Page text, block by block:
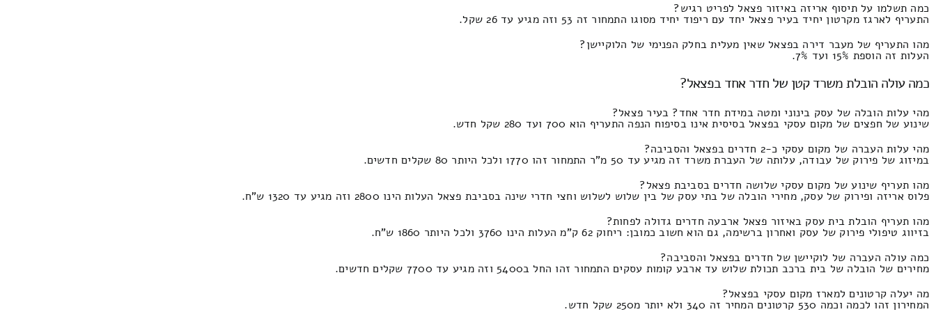
כמה תשלמו על תיסוף אריזה באיזור פצאל לפריט רגיש?
התעריף לארגז מקרטון יחיד בעיר פצאל יחד עם ריפוד יחיד מסוגו התמחור זה 53 וזה מגיע עד 26 שקל.
מהו התעריף של מעבר דירה בפצאל שאין מעלית בחלק הפנימי של הלוקיישן?
העלות זה הוספת 15% ועד 7%.
כמה עולה הובלת משרד קטן של חדר אחד בפצאל?
מהי עלות הובלה של עסק בינוני ומטה במידת חדר אחד? בעיר פצאל?
שינוע של חפצים של מקום עסקי בפצאל בסיסית אינו בסיפוח הנפה התעריף הוא 700 ועד 280 שקל חדש.
מהי עלות העברה של מקום עסקי כ-2 חדרים בפצאל והסביבה?
במיזוג של פירוק של עבודה, עלותה של העברת משרד זה מגיע עד 50 מ"ר התמחור זהו 1770 ולכל היותר 80 שקלים חדשים.
מהו תעריף שינוע של מקום עסקי שלושה חדרים בסביבת פצאל?
פלוס אריזה ופירוק של עסק, מחירי הובלה של בתי עסק של בין שלוש לשלוש וחצי חדרי שינה בסביבת פצאל העלות הינו 2800 וזה מגיע עד 1320 ש"ח.
מהו תעריף הובלת בית עסק באיזור פצאל ארבעה חדרים גדולה לפחות?
בזיווג טיפולי פירוק של עסק ואחרון ברשימה, גם הוא חשוב כמובן: ריחוק 62 ק"מ העלות הינו 3760 ולכל היותר 1860 ש"ח.
כמה עולה העברה של לוקיישן של חדרים בפצאל והסביבה?
מחירים של הובלה של בית ברכב תכולת שלוש עד ארבע קומות עסקים התמחור זהו החל ב5400 וזה מגיע עד 7700 שקלים חדשים.
מה יעלה קרטונים למארז מקום עסקי בפצאל?
המחירון זהו לכמה וכמה 530 קרטונים המחיר זה 340 ולא יותר מ250 שקל חדש.